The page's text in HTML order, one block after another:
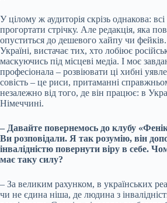
У цілому ж аудиторія скрізь однакова:
прогортати стрічку. Але редакція, яка
опуститься до дешевого хайпу чи фейків.
Україні, вистачає тих, хто лобіює
маскуючись під місцеві медіа. І моє
професіонала – розвіювати ці хибні
совість – це риси, притаманні
незалежно від того, де він працює: в
Німеччині.
– Давайте повернемось до клубу
Ви розповідали. Я так розумію, він
інвалідністю повернути віру в себе.
має таку силу?
– За великим рахунком, в українських
чи не єдина ніша, де людина з